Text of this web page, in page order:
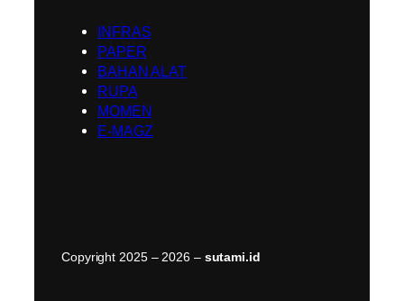
INFRAS
PAPER
BAHAN ALAT
RUPA
MOMEN
E-MAGZ
Copyright 2025 – 2026 – sutami.id